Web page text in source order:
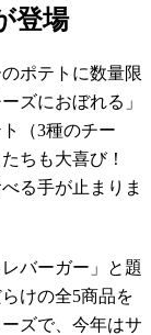
登場
ポテトに数量限
ズにおぼれる」
（3種のチー
ちも大喜び！
る手が止まりま
バーガー」と題
けの全5商品を
ズで、今年はサ